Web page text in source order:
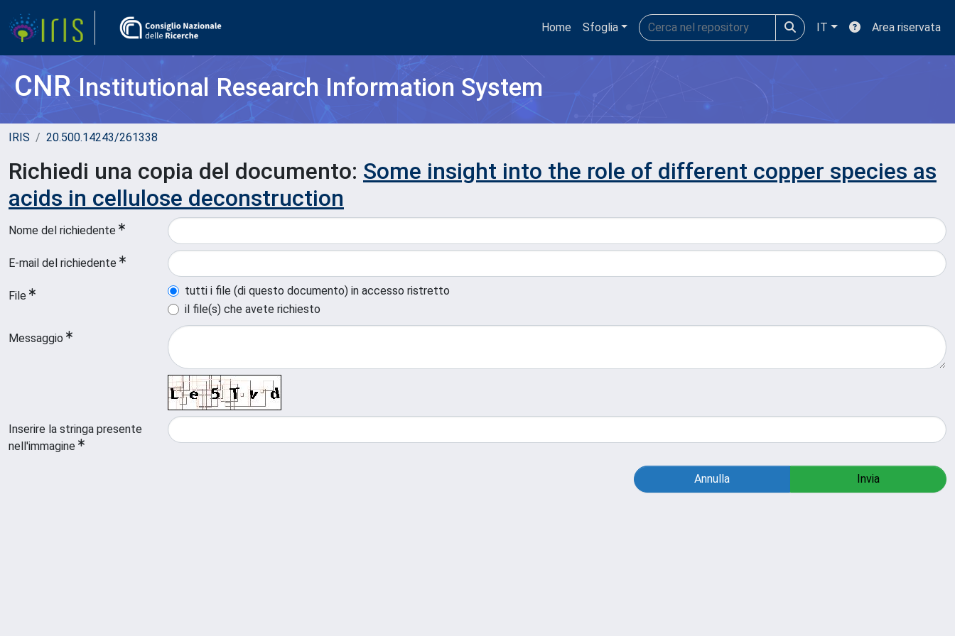
Home Sfoglia IT Area riservata
CNRInstitutional Research Information System
IRIS 20.500.14243/261338
Richiedi una copia del documento: Some insight into the role of different copper species as
acids in cellulose deconstruction
Nome del richiedente
E-mail del richiedente
File
tutti i file (di questo documento) in accesso ristretto
il file(s) che avete richiesto
Messaggio
Inserire la stringa presente
nell'immagine
Annulla Invia